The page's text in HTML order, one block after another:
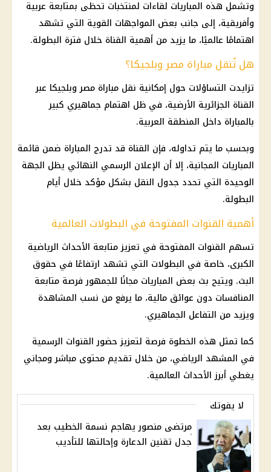
وتشمل هذه المباريات لقاءات لمنتخبات تحظى بمتابعة عربية
وأفريقية، إلى جانب بعض المواجهات القوية التي تشهد
اهتمامًا عالميًا، ما يزيد من أهمية القناة خلال فترة البطولة.
هل تُنقل مباراة مصر وبلجيكا؟
تزايدت التساؤلات حول إمكانية نقل مباراة مصر وبلجيكا عبر
القناة الجزائرية الأرضية، في ظل اهتمام جماهيري كبير
بالمباراة داخل المنطقة العربية.
وبحسب ما يتم تداوله، فإن القناة قد تدرج المباراة ضمن قائمة
المباريات المجانية، إلا أن الإعلان الرسمي النهائي يظل الجهة
الوحيدة التي تحدد جدول النقل بشكل مؤكد خلال أيام
البطولة.
أهمية القنوات المفتوحة في البطولات العالمية
تسهم القنوات المفتوحة في تعزيز متابعة الأحداث الرياضية
الكبرى، خاصة في البطولات التي تشهد ارتفاعًا في حقوق
البث. ويتيح بث بعض المباريات مجانًا للجمهور فرصة متابعة
المنافسات دون عوائق مالية، ما يرفع من نسب المشاهدة
ويزيد من التفاعل الجماهيري.
كما تمثل هذه الخطوة فرصة لتعزيز حضور القنوات الرسمية
في المشهد الرياضي، من خلال تقديم محتوى مباشر ومجاني
يغطي أبرز الأحداث العالمية.
لا يفوتك
مرتضى منصور يهاجم نسمة الخطيب بعد
جدل تقنين الدعارة وإحالتها للتأديب